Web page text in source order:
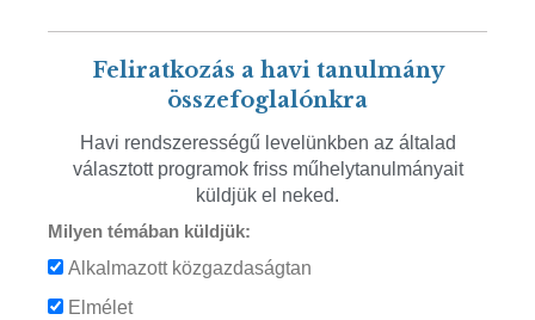
Feliratkozás a havi tanulmány
összefoglalónkra
Havi rendszerességű levelünkben az általad
választott programok friss műhelytanulmányait
küldjük el neked.
Milyen témában küldjük:
Alkalmazott közgazdaságtan
Elmélet